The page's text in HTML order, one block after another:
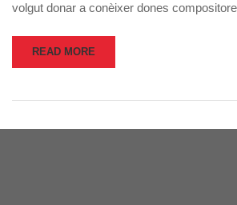
volgut donar a conèixer dones
READ MORE